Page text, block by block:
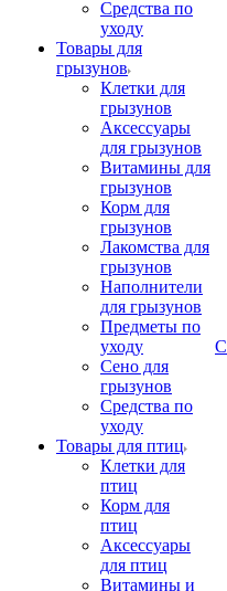
Средства по
уходу
Товары для
грызунов
Клетки для
грызунов
Аксессуары
для грызунов
Витамины для
грызунов
Корм для
грызунов
Лакомства для
грызунов
Наполнители
для грызунов
Предметы по
уходу
Сено для
грызунов
Средства по
уходу
Товары для птиц
Клетки для
птиц
Корм для
птиц
Аксессуары
для птиц
Витамины и